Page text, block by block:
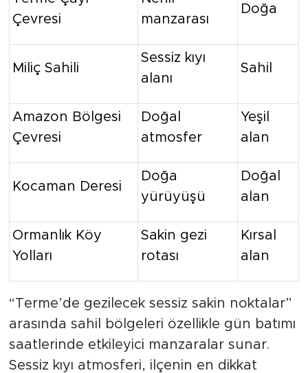
Çevresi
manzarası
Doğa
Miliç Sahili
Sessiz kıyı
alanı
Sahil
Amazon Bölgesi
Çevresi
Doğal
atmosfer
Yeşil
alan
Kocaman Deresi
Doğa
yürüyüşü
Doğal
alan
Ormanlık Köy
Yolları
Sakin gezi
rotası
Kırsal
alan
“Terme’de gezilecek sessiz sakin noktalar”
arasında sahil bölgeleri özellikle gün batımı
saatlerinde etkileyici manzaralar sunar.
Sessiz kıyı atmosferi, ilçenin en dikkat